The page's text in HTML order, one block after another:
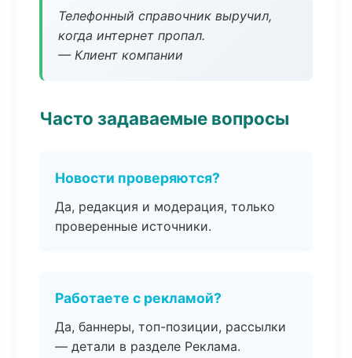
Телефонный справочник выручил,
когда интернет пропал.
— Клиент компании
Часто задаваемые вопросы
Новости проверяются?
Да, редакция и модерация, только
проверенные источники.
Работаете с рекламой?
Да, баннеры, топ-позиции, рассылки
— детали в разделе Реклама.